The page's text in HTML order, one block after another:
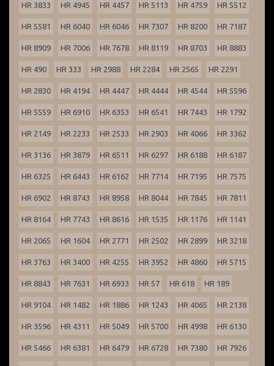
HR 3833 HR 4945 HR 4457 HR 5113 HR 4759 HR 5512
HR 5581 HR 6040 HR 6046 HR 7307 HR 8200 HR 7187
HR 8909 HR 7006 HR 7678 HR 8119 HR 8703 HR 8883
HR 490 HR 333 HR 2988 HR 2284 HR 2565 HR 2291
HR 2830 HR 4194 HR 4447 HR 4444 HR 4544 HR 5596
HR 5559 HR 6910 HR 6353 HR 6541 HR 7443 HR 1792
HR 2149 HR 2233 HR 2533 HR 2903 HR 4066 HR 3362
HR 3136 HR 3879 HR 6511 HR 6297 HR 6188 HR 6187
HR 6325 HR 6443 HR 6162 HR 7714 HR 7195 HR 7575
HR 6902 HR 8743 HR 8958 HR 8044 HR 7845 HR 7811
HR 8164 HR 7743 HR 8616 HR 1535 HR 1176 HR 1141
HR 2065 HR 1604 HR 2771 HR 2502 HR 2899 HR 3218
HR 3763 HR 3400 HR 4255 HR 3952 HR 4860 HR 5715
HR 8843 HR 7631 HR 6933 HR 57 HR 618 HR 189
HR 9104 HR 1482 HR 1886 HR 1243 HR 4065 HR 2138
HR 3596 HR 4311 HR 5049 HR 5700 HR 4998 HR 6130
HR 5466 HR 6381 HR 6479 HR 6728 HR 7380 HR 7926